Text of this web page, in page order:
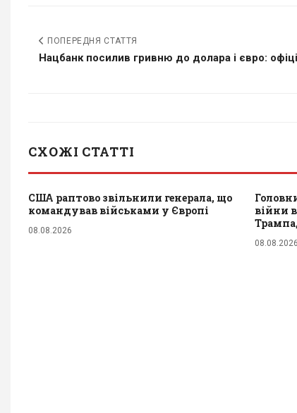
ПОПЕРЕДНЯ СТАТТЯ
Нацбанк посилив гривню до долара і євро:
СХОЖІ СТАТТІ
США раптово звільнили генерала, що
командував військами у Європі
08.08.2026
війни
08.08.2026